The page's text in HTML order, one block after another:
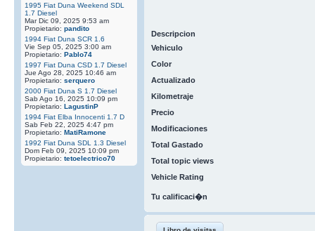
1995 Fiat Duna Weekend SDL
1.7 Diesel
Mar Dic 09, 2025 9:53 am
Propietario: pandito
1994 Fiat Duna SCR 1.6
Vie Sep 05, 2025 3:00 am
Propietario: Pablo74
1997 Fiat Duna CSD 1.7 Diesel
Jue Ago 28, 2025 10:46 am
Propietario: serquero
2000 Fiat Duna S 1.7 Diesel
Sab Ago 16, 2025 10:09 pm
Propietario: LagustinP
1994 Fiat Elba Innocenti 1.7 D
Sab Feb 22, 2025 4:47 pm
Propietario: MatiRamone
1992 Fiat Duna SDL 1.3 Diesel
Dom Feb 09, 2025 10:09 pm
Propietario: tetoelectrico70
Descripcion
Vehiculo
Color
Actualizado
Kilometraje
Precio
Modificaciones
Total Gastado
Total topic views
Vehicle Rating
Tu calificaci�n